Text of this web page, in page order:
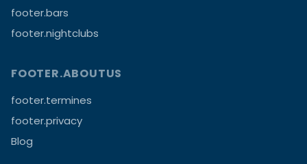
footer.bars
footer.nightclubs
FOOTER.ABOUTUS
footer.termines
footer.privacy
Blog